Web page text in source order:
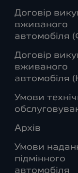
Договір
вживаного
автомобіля
Договір
вживаного
автомобіля
Умови
Архів
Умови
підмінного
автомобіля